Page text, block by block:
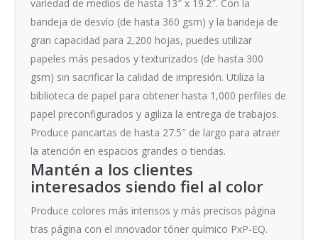
variedad de medios de hasta 13″ x 19.2″. Con la
bandeja de desvío (de hasta 360 gsm) y la bandeja de
gran capacidad para 2,200 hojas, puedes utilizar
papeles más pesados y texturizados (de hasta 300
gsm) sin sacrificar la calidad de impresión. Utiliza la
biblioteca de papel para obtener hasta 1,000 perfiles de
papel preconfigurados y agiliza la entrega de trabajos.
Produce pancartas de hasta 27.5″ de largo para atraer
la atención en espacios grandes o tiendas.
Mantén a los clientes
interesados siendo fiel al color
Produce colores más intensos y más precisos página
tras página con el innovador tóner químico PxP-EQ.